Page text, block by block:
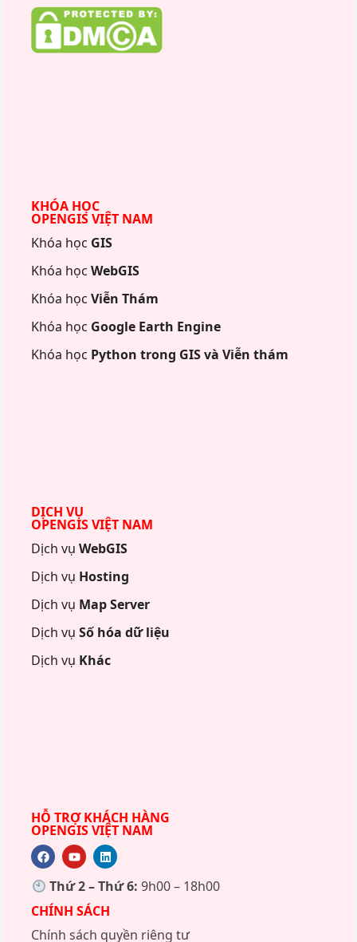
KHÓA HỌC
OPENGIS VIỆT NAM
Khóa học GIS
Khóa họcWebGIS
Khóa họcViễn Thám
Khóa học Google Earth Engine
Khóa học Python trong GIS và Viễn thám
DỊCH VỤ
OPENGIS VIỆT NAM
Dịch vụWebGIS
Dịch vụ Hosting
Dịch vụ Map Server
Dịch vụSố hóa dữ liệu
Dịch vụ Khác
HỖ TRỢ KHÁCH HÀNG
OPENGIS VIỆT NAM
Thứ 2 – Thứ 6: 9h00 – 18h00
CHÍNH SÁCH
Chính sách quyền riêng tư